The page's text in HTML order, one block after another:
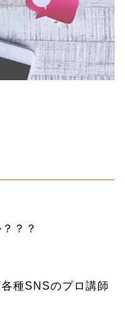
？？
種SNSのプロ講師